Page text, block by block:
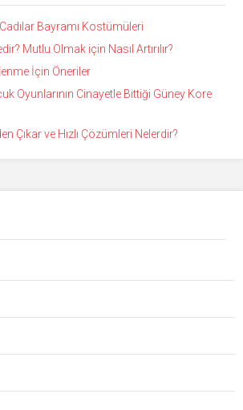
Bayramı Kostümüleri
Mutlu Olmak için Nasıl Artırılır?
İçin Öneriler
Oyunlarının Cinayetle Bittiği Güney Kore
Çıkar ve Hızlı Çözümleri Nelerdir?